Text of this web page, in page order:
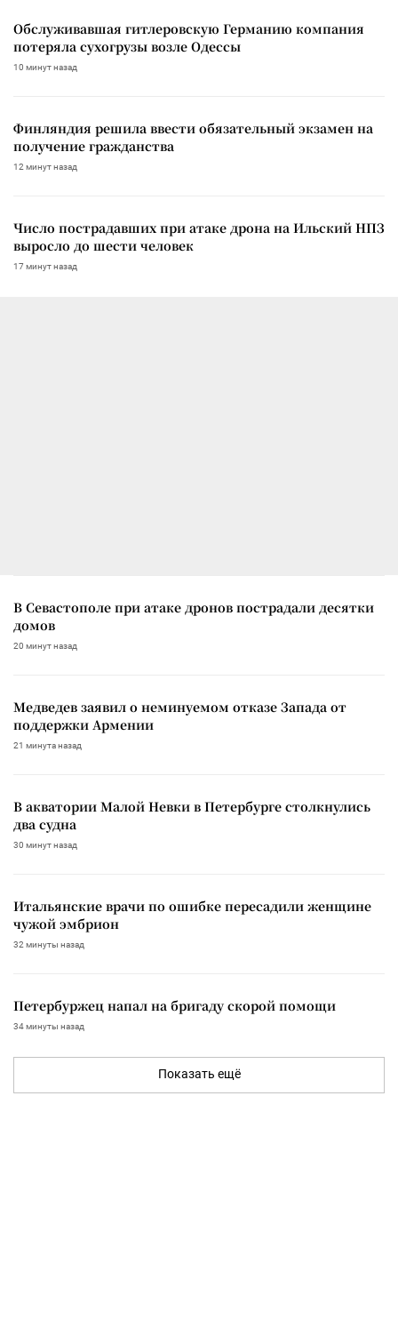
Обслуживавшая гитлеровскую Германию компания
потеряла сухогрузы возле Одессы
10 минут назад
Финляндия решила ввести обязательный экзамен на
получение гражданства
12 минут назад
Число пострадавших при атаке дрона на Ильский НПЗ
выросло до шести человек
17 минут назад
В Севастополе при атаке дронов пострадали десятки
домов
20 минут назад
Медведев заявил о неминуемом отказе Запада от
поддержки Армении
21 минута назад
В акватории Малой Невки в Петербурге столкнулись
два судна
30 минут назад
Итальянские врачи по ошибке пересадили женщине
чужой эмбрион
32 минуты назад
Петербуржец напал на бригаду скорой помощи
34 минуты назад
Показать ещё